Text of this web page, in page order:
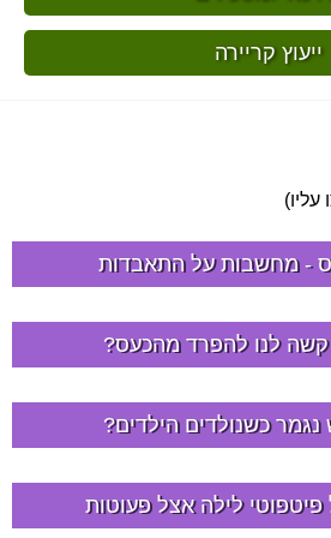
ייעוץ קריירה
- מחשבות על התאבדות
לנו להפרד מהכעס?
כשנולדים הילדים?
לילה אצל פעוטות